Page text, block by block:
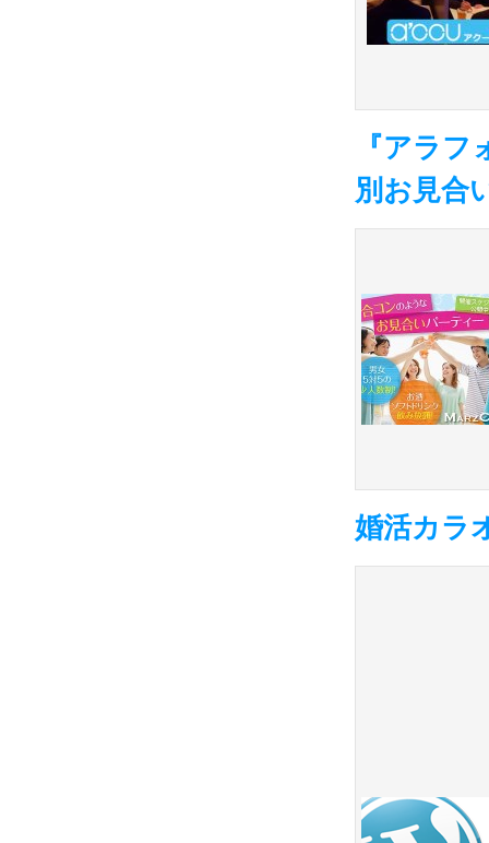
『アラ
別お見合
婚活カラ